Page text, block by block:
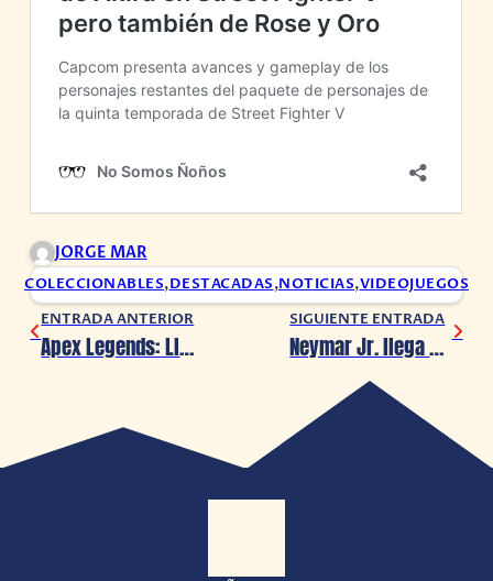
JORGE MAR
COLECCIONABLES,DESTACADAS,NOTICIAS,VIDEOJUEGOS
ENTRADA ANTERIOR
Apex Legends: Llega el modo»Arena» a Legacy, la temporada 9
SIGUIENTE ENTRADA
Neymar Jr. llega a la Isla de Fortnite el 27 de Abril